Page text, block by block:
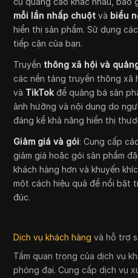
mỗi lần nhấp chuộtvà biểu
hiển thị sản phẩm. Sử dụng
tiếp cận của bạn.
Truyền thông xã hội và
các nền tảng truyền thông xã
và TikTokđể quảng bá sản
ảnh hưởng và nội dung do
đáng kể khả năng hiển thị
Giảm giá và gói: Cung cấp
giảm giá hoặc gói sản phẩm
khách hàng hơn và khuyến
một cách hiệu quả để nổi bật
đúc.
Dịch vụ khách hàngvà hỗ trợ
Tầm quan trọng của dịch vụ
phóng đại. Cung cấp dịch vụ